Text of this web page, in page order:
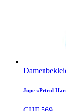
Jupe «Petrol